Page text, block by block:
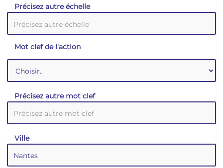
Précisez autre échelle
Mot clef de l'action
Précisez autre mot clef
Ville